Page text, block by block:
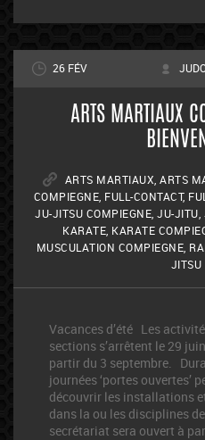
26 FÉV
ARTS MARTIAUX
ARTS MARTIAUX ,ARTS
COMPIEGNE FULL-CONTACT,
JU-JITSU COMPIEGNE JU-JITU
KARATE KARATE
MUSCULATION COMPIEGNE
JITSU
Vacances d’été Les
sections s’arrêtent le 29
partir du 3 septembre.
journées ‘portes ouvertes’
découvrir les installations
dans la ou les disciplines
secrétariat sera ouvert à